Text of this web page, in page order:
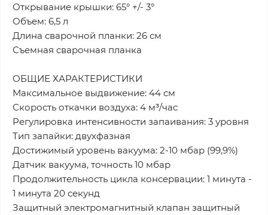
Открывание крышки: 65° +/- 3°
Объем: 6,5 л
Длина сварочной планки: 26 см
Съемная сварочная планка
ОБЩИЕ ХАРАКТЕРИСТИКИ
Максимальное выдвижение: 44 см
Скорость откачки воздуха: 4 м³/час
Регулировка интенсивности запаивания: 3 уровня
Тип запайки: двухфазная
Достижимый уровень вакуума: 2-10 мбар (99,9%)
Датчик вакуума, точность 10 мбар
Продолжительность цикла консервации: 1 минута -
1 минута 20 секунд
Защитный электромагнитный клапан защитный